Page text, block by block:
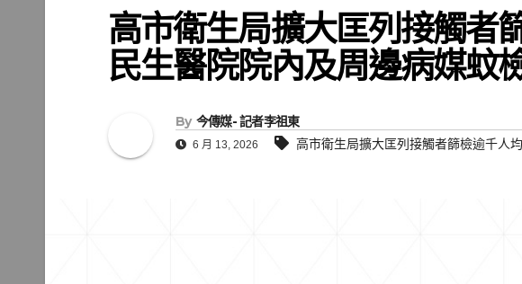
高市衛生局擴大匡列接觸者
民生醫院院內及周邊病媒蚊
By 今傳媒- 記者李祖東
6 月 13, 2026 高市衛生局擴大匡列接觸者篩檢逾千人